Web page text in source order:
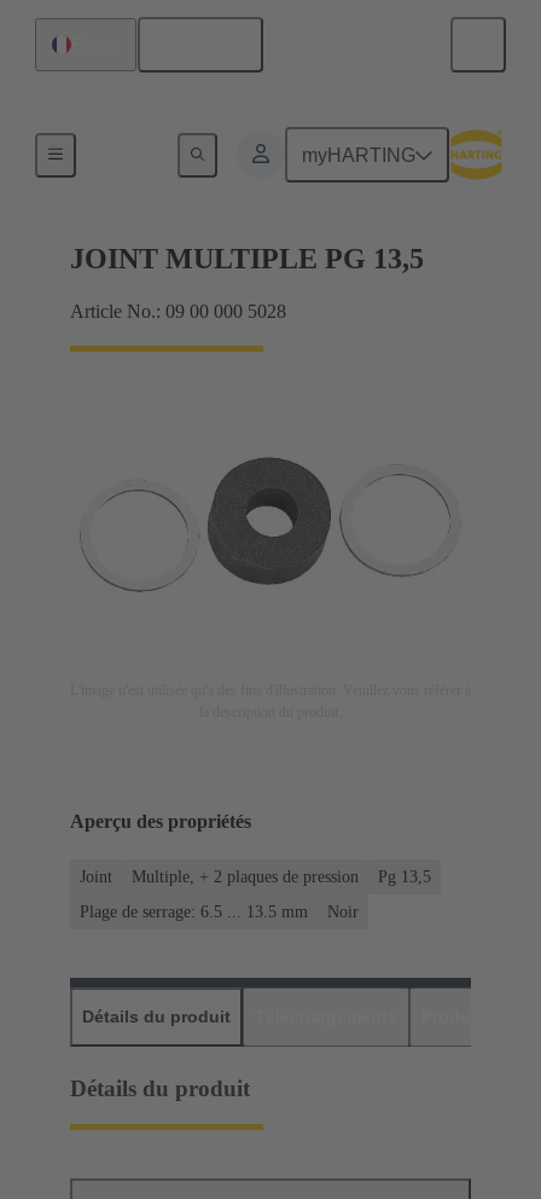
myHARTING
Presse-étoupes
JOINT MULTIPLE PG 13,5
Article No.: 09 00 000 5028
Aperçu des propriétés
Joint Multiple, + 2 plaques de pression
Pg 13,5
Plage de serrage: 6.5 ... 13.5 mm
Noir
Détails du produit
Détails du produit